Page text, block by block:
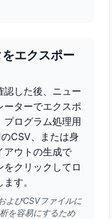
エクスポー
認した後、ニュー
ーターでエクスポ
プログラム処理用
CSV、または身
アウトの生成で
クリックしてロ
す。
よびCSVファイルに
を容易にするため